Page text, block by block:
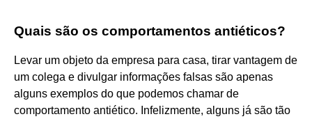
Quais são os comportamentos antiéticos?
Levar um objeto da empresa para casa, tirar vantagem de
um colega e divulgar informações falsas são apenas
alguns exemplos do que podemos chamar de
comportamento antiético. Infelizmente, alguns já são tão